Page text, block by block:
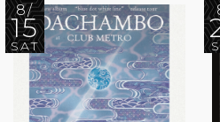
8/
15
SAT